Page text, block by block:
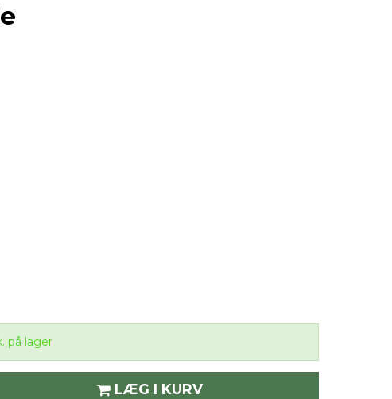
på lager
LÆG I KURV